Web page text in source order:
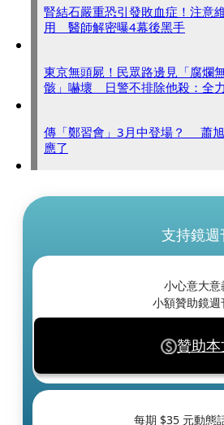
腎結石嚴重恐引發敗血症！注意
用 醫師解密曝4幕後黑手
東京無頭屍！民眾路邊見「腐爛
骸」嚇壞 日警不排除他殺：全
傳「鄭習會」3月中登場？ 蕭
應了
支持鏡週
小心意大意
小額贊助鏡週
贊助本
每期 $35 元動態